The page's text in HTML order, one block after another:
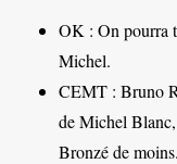
OK : On pourra
Michel.
CEMT : Bruno
de Michel
Bronzé de